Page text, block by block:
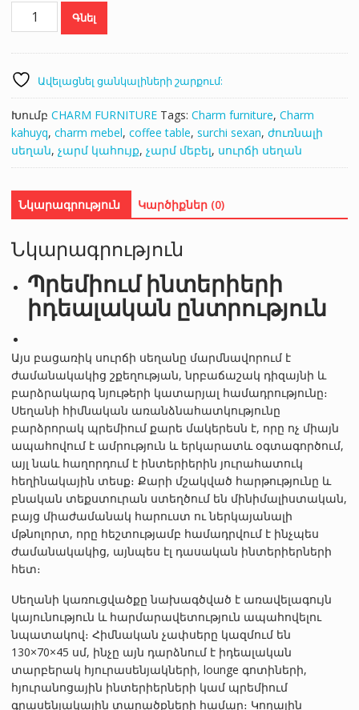
Սուրճի
սեղան/Coffee
քանակ
Գնել
Ավելացնել ցանկալիների շարքում:
Խումբ CHARM FURNITURE Tags: Charm furniture, Charm
kahuyq, charm mebel, coffee table, surchi sexan, ժուռնալի
սեղան, չարմ կահույք, չարմ մեբել, սուրճի սեղան
Նկարագրություն Կարծիքներ (0)
Նկարագրություն
Պրեմիում ինտերիերի
իդեալական ընտրություն
Այս բացառիկ սուրճի սեղանը մարմնավորում է
ժամանակակից շքեղության, նրբաճաշակ դիզայնի և
բարձրակարգ նյութերի կատարյալ համադրությունը։
Սեղանի հիմնական առանձնահատկությունը
բարձրորակ պրեմիում քարե մակերեսն է, որը ոչ միայն
ապահովում է ամրություն և երկարատև օգտագործում,
այլ նաև հաղորդում է ինտերիերին յուրահատուկ
հեղինակային տեսք։ Քարի մշակված հարթությունը և
բնական տեքստուրան ստեղծում են մինիմալիստական,
բայց միաժամանակ հարուստ ու ներկայանալի
մթնոլորտ, որը հեշտությամբ համադրվում է ինչպես
ժամանակակից, այնպես էլ դասական ինտերիերների
հետ։
Սեղանի կառուցվածքը նախագծված է առավելագույն
կայունություն և հարմարավետություն ապահովելու
նպատակով։ Հիմնական չափսերը կազմում են
130×70×45 սմ, ինչը այն դարձնում է իդեալական
տարբերակ հյուրասենյակների, lounge գոտիների,
հյուրանոցային ինտերիերների կամ պրեմիում
գրասենյակային տարածքների համար։ Կողային